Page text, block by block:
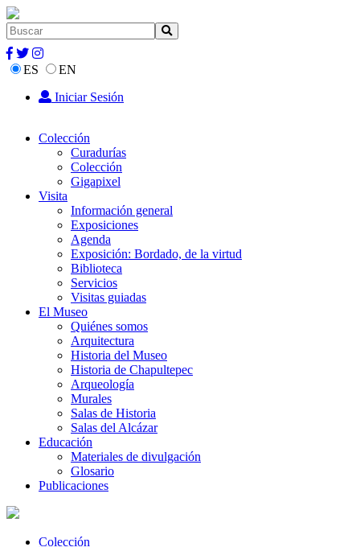
ES
EN
Iniciar Sesión
Colección
Curadurías
Colección
Gigapixel
Visita
Información general
Exposiciones
Agenda
Exposición: Bordado, de la virtud
Biblioteca
Servicios
Visitas guiadas
El Museo
Quiénes somos
Arquitectura
Historia del Museo
Historia de Chapultepec
Arqueología
Murales
Salas de Historia
Salas del Alcázar
Educación
Materiales de divulgación
Glosario
Publicaciones
Colección